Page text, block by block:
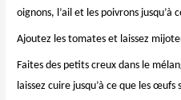
oignons, l’ail et les poivrons jusqu’à
Ajoutez les tomates et laissez
Faites des petits creux dans le
laissez cuire jusqu’à ce que les